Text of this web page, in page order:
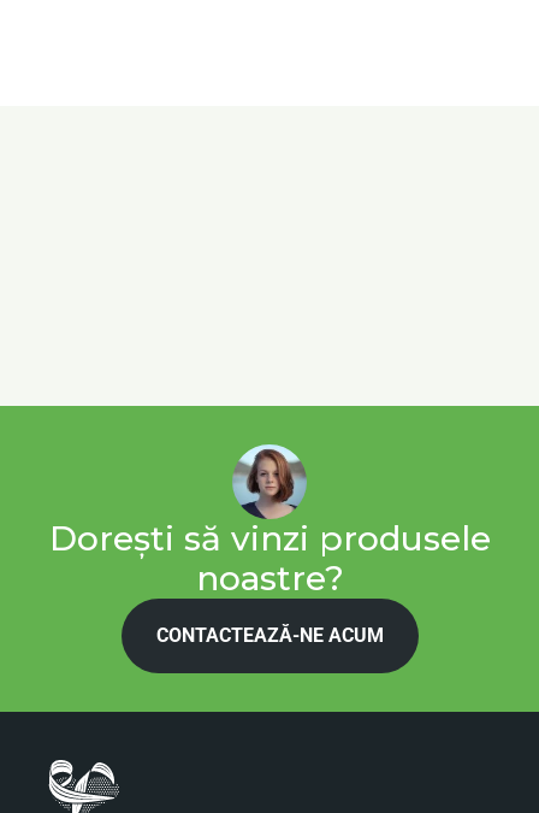
Dorești să vinzi produsele
noastre?
CONTACTEAZĂ-NE ACUM